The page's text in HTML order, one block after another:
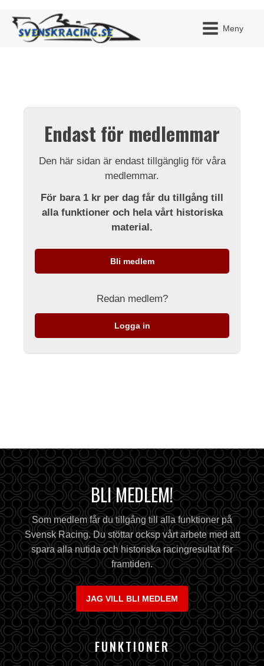
Meny
Endast för medlemmar
Den här sidan är endast tillgänglig för våra
medlemmar.
För bara 1 kr per dag får du tillgång till
alla funktioner och hela vårt historiska
material.
Bli medlem
Redan medlem?
Logga in
BLI MEDLEM!
Som medlem får du tillgång till alla funktioner på
Svensk Racing. Du stöttar ocksp vårt arbete med att
spara alla nutida och historiska racingresultat för
framtiden.
JAG VILL BLI MEDLEM
FUNKTIONER